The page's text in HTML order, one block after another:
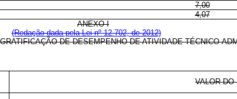
7,00
4,07
ANEXO I
(Redação dada pela Lei nº 12.702, de 2012)
DE DESEMPENHO DE ATIVIDADE TÉCNICO-
VALOR DO